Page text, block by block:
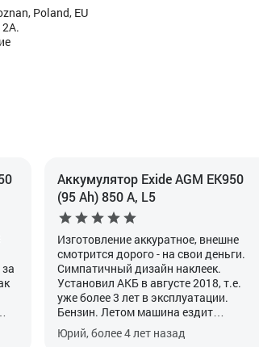
Poland, EU
Аккумулятор Exide AGM EK950
(95 Ah) 850 А, L5
Изготовление аккуратное, внешне
смотрится дорого - на свои деньги.
Симпатичный дизайн наклеек.
Установил АКБ в августе 2018, т.е.
уже более 3 лет в эксплуатации.
Бензин. Летом машина ездит
каждый день, зимой используется в
основном по выходным раз в 1-2
Юрий, более 4 лет назад